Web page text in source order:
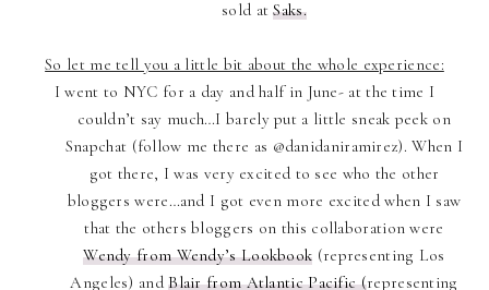
sold atSaks.
So let me tell you a little bit about the whole experience:
I went to NYC for a day and half in June- at the time I
couldn’t say much…I barely put a little sneak peek on
Snapchat (follow me there as @danidaniramirez). When I
got there, I was very excited to see who the other
bloggers were…and I got even more excited when I saw
that the others bloggers on this collaboration were
Wendy from Wendy’s Lookbook (representing Los
Angeles) andBlair from Atlantic Pacific (representing